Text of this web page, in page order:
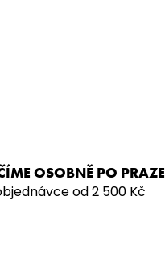
OSOBNĚ PO PRAZE
od 2 500 Kč